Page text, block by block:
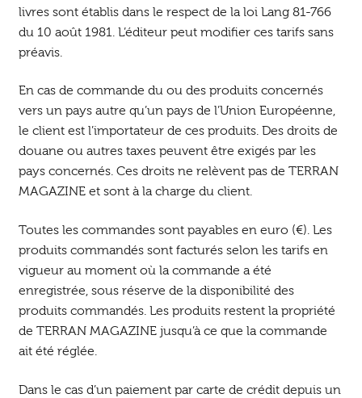
livres sont établis dans le respect de la loi Lang 81-766
du 10 août 1981. L’éditeur peut modifier ces tarifs sans
préavis.
En cas de commande du ou des produits concernés
vers un pays autre qu’un pays de l’Union Européenne,
le client est l’importateur de ces produits. Des droits de
douane ou autres taxes peuvent être exigés par les
pays concernés. Ces droits ne relèvent pas de TERRAN
MAGAZINE et sont à la charge du client.
Toutes les commandes sont payables en euro (€). Les
produits commandés sont facturés selon les tarifs en
vigueur au moment où la commande a été
enregistrée, sous réserve de la disponibilité des
produits commandés. Les produits restent la propriété
de TERRAN MAGAZINE jusqu’à ce que la commande
ait été réglée.
Dans le cas d’un paiement par carte de crédit depuis un